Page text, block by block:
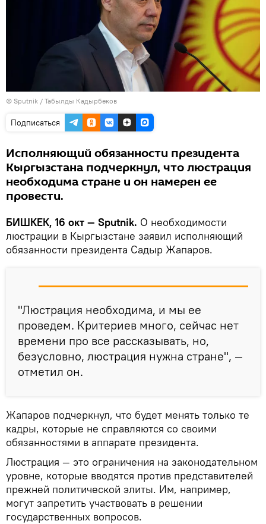
© Sputnik / Табылды Кадырбеков
Подписаться
Исполняющий обязанности президента
Кыргызстана подчеркнул, что люстрация
необходима стране и он намерен ее
провести.
БИШКЕК, 16 окт — Sputnik. О необходимости
люстрации в Кыргызстане заявил исполняющий
обязанности президента Садыр Жапаров.
"Люстрация необходима, и мы ее
проведем. Критериев много, сейчас нет
времени про все рассказывать, но,
безусловно, люстрация нужна стране", —
отметил он.
Жапаров подчеркнул, что будет менять только те
кадры, которые не справляются со своими
обязанностями в аппарате президента.
Люстрация — это ограничения на законодательном
уровне, которые вводятся против представителей
прежней политической элиты. Им, например,
могут запретить участвовать в решении
государственных вопросов.